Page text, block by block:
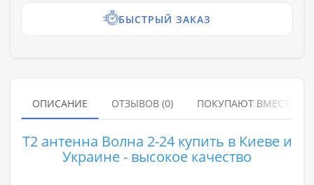
БЫСТРЫЙ ЗАКАЗ
ОПИСАНИЕ ОТЗЫВОВ (0) ПОКУПАЮТ ВМЕСТЕ
Т2 антенна Волна 2-24 купить в Киеве и
Украине - высокое качество